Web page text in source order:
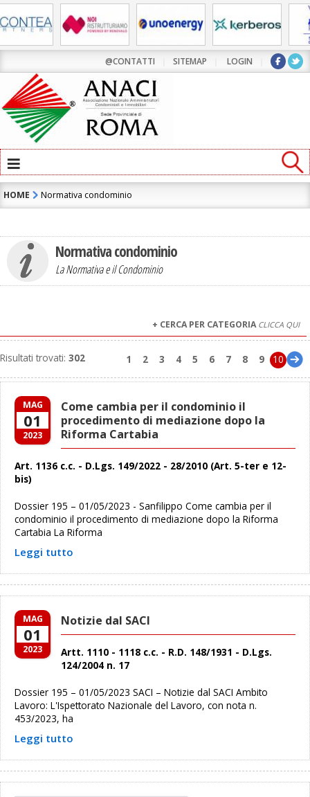
@CONTATTI SITEMAP LOGIN
≡
HOME Normativa condominio
Normativa condominio
La Normativa e il Condominio
+ CERCA PER CATEGORIA CLICCA QUI
1 2 3 4 5 6 7 8 9 10
Risultati trovati: 302
MAG
01
2023
Come cambia per il condominio il
procedimento di mediazione dopo la
Riforma Cartabia
Art. 1136 c.c. - D.Lgs. 149/2022 - 28/2010 (Art. 5-ter e 12-
bis)
Dossier 195 – 01/05/2023 - Sanfilippo Come cambia per il
condominio il procedimento di mediazione dopo la Riforma
Cartabia La Riforma
Leggi tutto
MAG
01
2023
Notizie dal SACI
Artt. 1110 - 1118 c.c. - R.D. 148/1931 - D.Lgs.
124/2004 n. 17
Dossier 195 – 01/05/2023 SACI – Notizie dal SACI Ambito
Lavoro: L'Ispettorato Nazionale del Lavoro, con nota n.
453/2023, ha
Leggi tutto